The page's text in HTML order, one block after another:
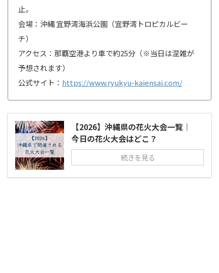
止。
会場：沖縄 宜野湾海浜公園（宜野湾トロピカルビー
チ）
アクセス：那覇空港より車で約25分（※当日は混雑が
予想されます）
公式サイト： https://www.ryukyu-kaiensai.com/
【2026】沖縄県の花火大会一覧｜
今日の花火大会はどこ？
続きを見る